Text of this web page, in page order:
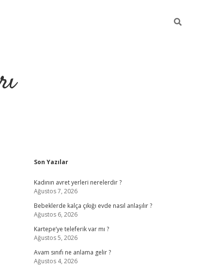
Sidebar
Son Yazılar
Kadının avret yerleri nerelerdir ?
Ağustos 7, 2026
Bebeklerde kalça çıkığı evde nasıl anlaşılır ?
Ağustos 6, 2026
Kartepe’ye teleferik var mı ?
Ağustos 5, 2026
Avam sınıfı ne anlama gelir ?
Ağustos 4, 2026